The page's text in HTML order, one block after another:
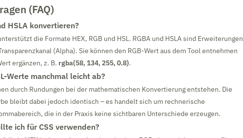
(FAQ)
HSLA konvertieren?
die Formate HEX, RGB und HSL. RGBA und HSLA sind Erweiterungen
(Alpha). Sie können den RGB-Wert aus dem Tool entnehmen
ergänzen, z. B. rgba(58, 134, 255, 0.8).
Werte manchmal leicht ab?
durch Rundungen bei der mathematischen Konvertierung entstehen. Die
bleibt dabei jedoch identisch – es handelt sich um rechnerische
die in der Praxis keine sichtbaren Unterschiede erzeugen.
ich für CSS verwenden?